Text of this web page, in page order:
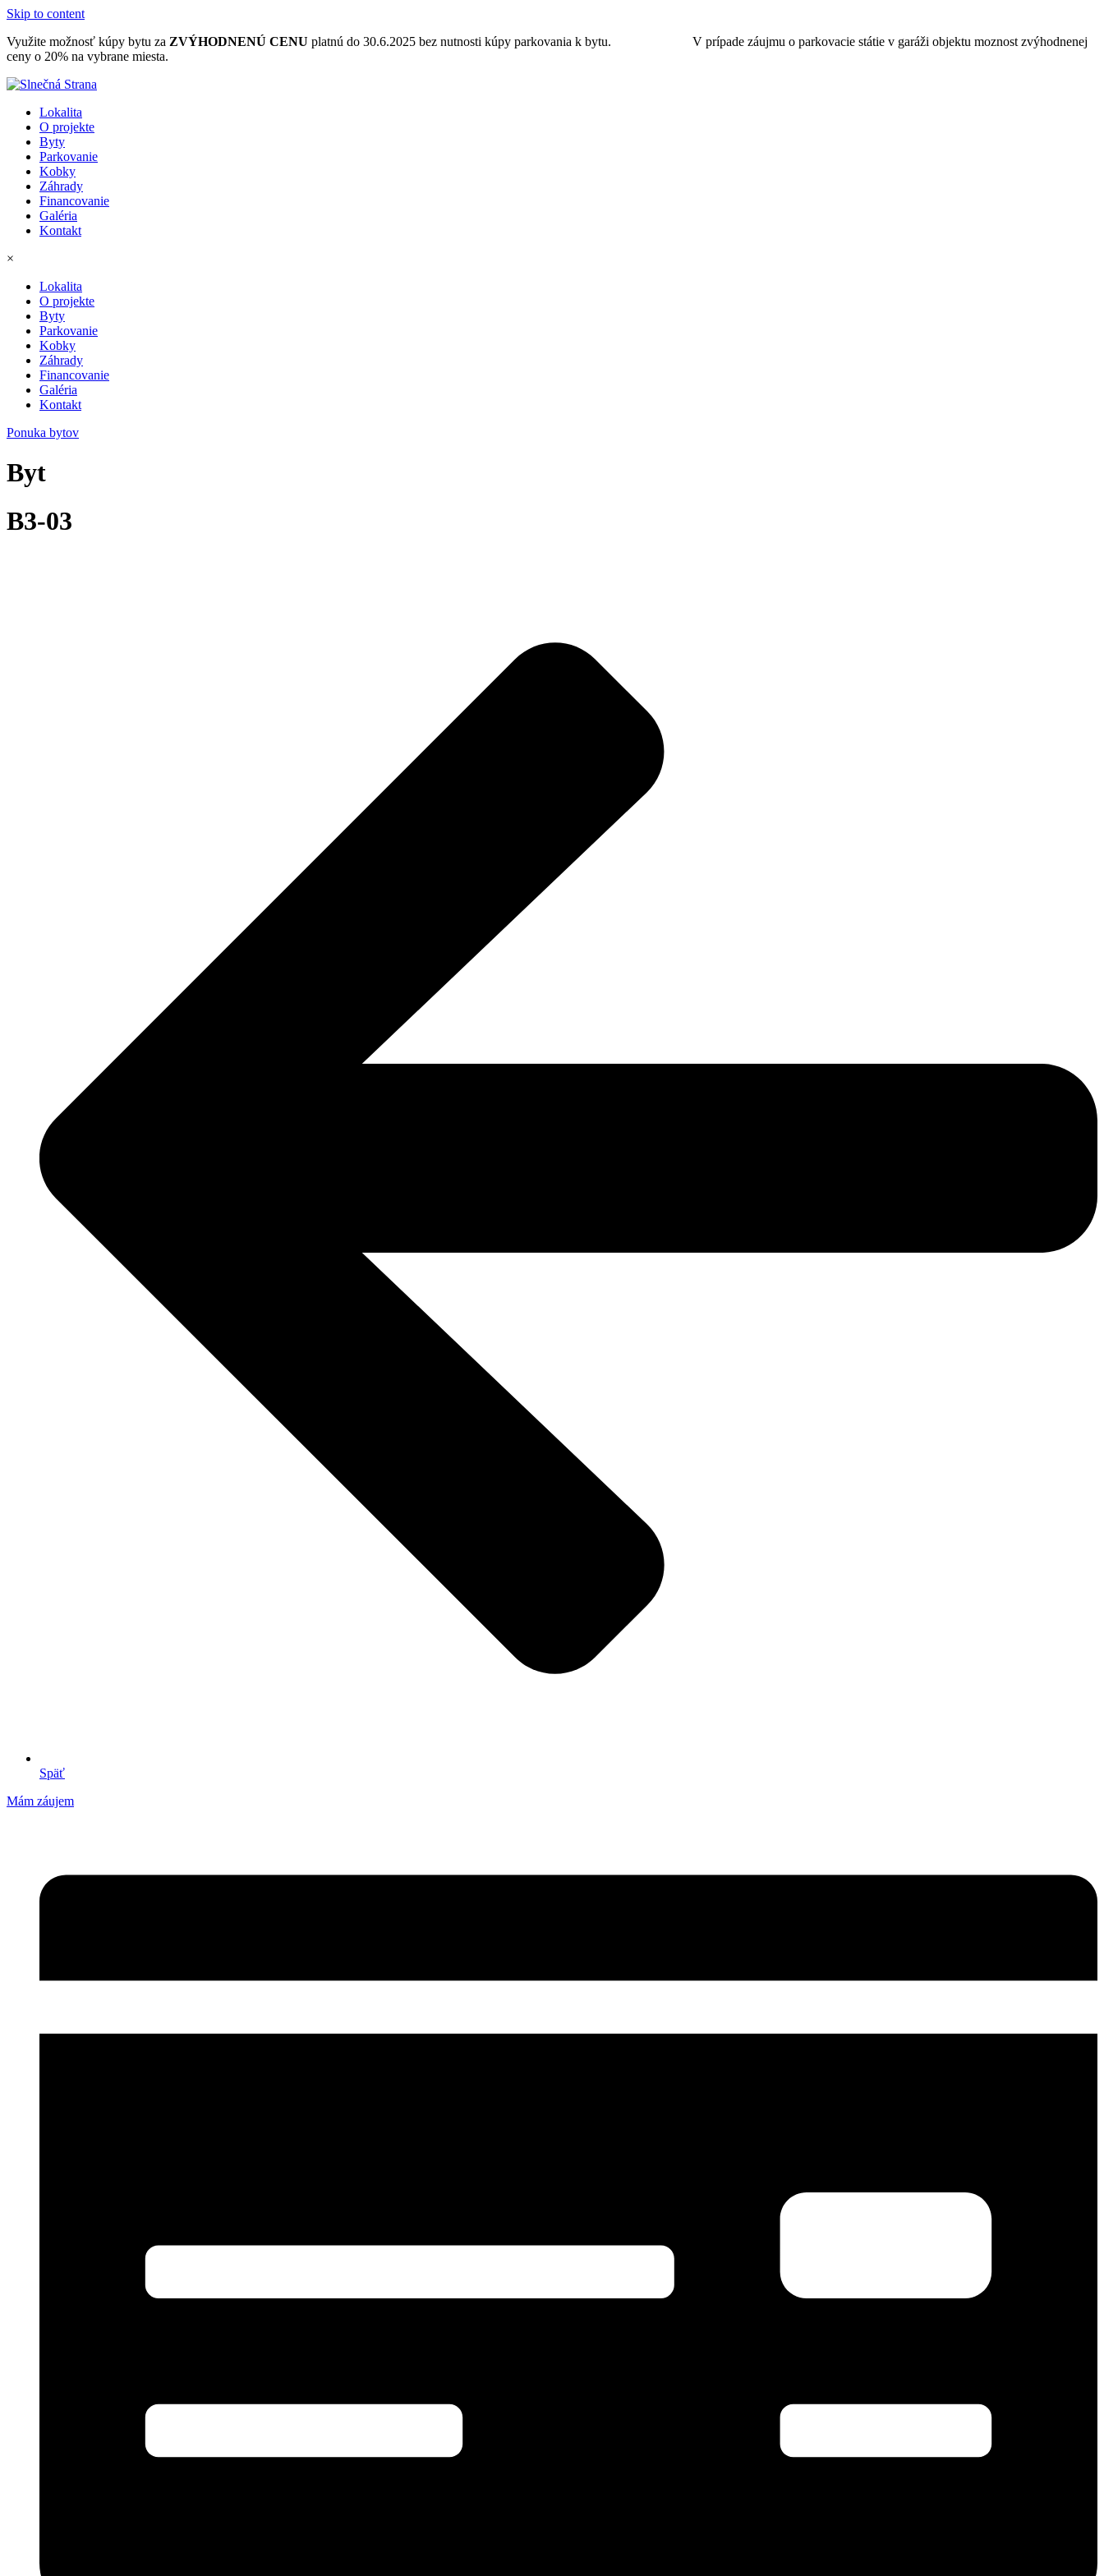
Skip to content
Využite možnosť kúpy bytu za ZVÝHODNENÚ CENU platnú do 30.6.2025 bez nutnosti kúpy parkovania k bytu.
V prípade záujmu o parkovacie státie v garáži objektu moznost zvýhodnenej
ceny o 20% na vybrane miesta.
Lokalita
O projekte
Byty
Parkovanie
Kobky
Záhrady
Financovanie
Galéria
Kontakt
×
Lokalita
O projekte
Byty
Parkovanie
Kobky
Záhrady
Financovanie
Galéria
Kontakt
Ponuka bytov
Byt
B3-03
Späť
Mám záujem